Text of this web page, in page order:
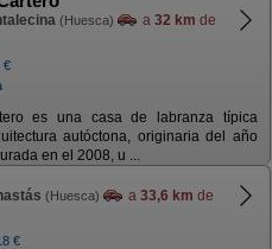
(Huesca) a 32 km de
€
es una casa de labranza típica
autóctona, originaria del año
en el 2008, u ...
(Huesca) a 33,6 km de
€